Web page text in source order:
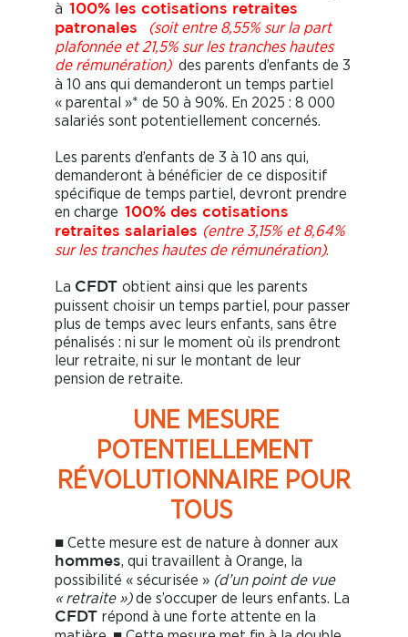
à 100% les cotisations retraites
patronales
(soit entre 8,55% sur la part
plafonnée et 21,5% sur les tranches hautes
de rémunération) des parents d’enfants de 3
à 10 ans qui demanderont un temps partiel
« parental »* de 50 à 90%. En 2025 : 8 000
salariés sont potentiellement concernés.
Les parents d’enfants de 3 à 10 ans qui,
demanderont à bénéficier de ce dispositif
spécifique de temps partiel, devront prendre
en charge 100% des cotisations
retraites salariales (entre 3,15% et 8,64%
sur les tranches hautes de rémunération).
La CFDT obtient ainsi que les parents
puissent choisir un temps partiel, pour passer
plus de temps avec leurs enfants, sans être
pénalisés : ni sur le moment où ils prendront
leur retraite, ni sur le montant de leur
pension de retraite.
UNE MESURE
POTENTIELLEMENT
RÉVOLUTIONNAIRE POUR
TOUS
■ Cette mesure est de nature à donner aux
hommes, qui travaillent à Orange, la
possibilité « sécurisée » (d’un point de vue
« retraite »)de s’occuper de leurs enfants. La
CFDT répond à une forte attente en la